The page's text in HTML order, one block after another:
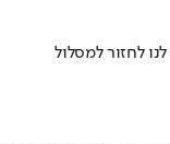
לחזור למסלול